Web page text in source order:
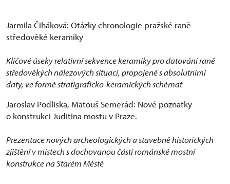
Jarmila Čiháková: Otázky chronologie pražské raně
středověké keramiky
Klíčové úseky relativní sekvence keramiky pro datování raně
středověkých nálezových situací, propojené s absolutními
daty, ve formě stratigraficko-keramických schémat
Jaroslav Podliska, Matouš Semerád: Nové poznatky
o konstrukci Juditina mostu v Praze.
Prezentace nových archeologických a stavebně historických
zjištění v místech s dochovanou částí románské mostní
konstrukce na Starém Městě